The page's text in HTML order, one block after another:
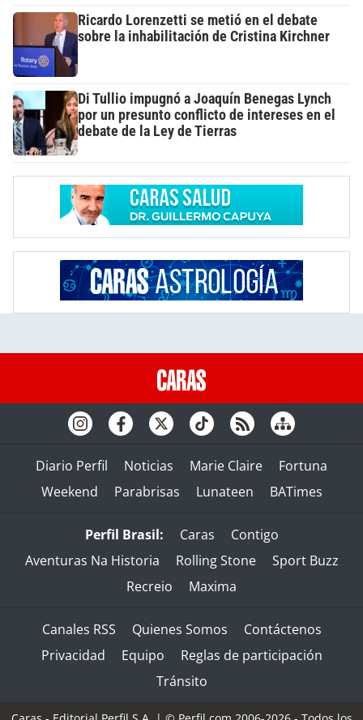
Ricardo Lorenzetti se metió en el debate
sobre la inhabilitación de Cristina Kirchner
Di Tullio impugnó a Joaquín Benegas Lynch
por un presunto conflicto de intereses en el
debate de la Ley de Tierras
Diario Perfil Noticias Marie Claire
Fortuna
Weekend
Parabrisas Lunateen BATimes
Perfil Brasil: Caras
Contigo
Aventuras Na Historia
Rolling Stone
Sport Buzz
Recreio
Maxima
Canales RSS Quienes Somos
Contáctenos
Privacidad
Equipo
Reglas de participación
Tránsito